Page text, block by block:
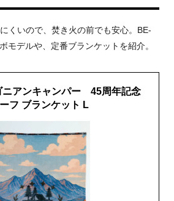
くいので、焚き火の前でも安心。BE-
モデルや、定番ブランケットを紹介。
ニアンキャンパー 45周年記念
フ ブランケット L